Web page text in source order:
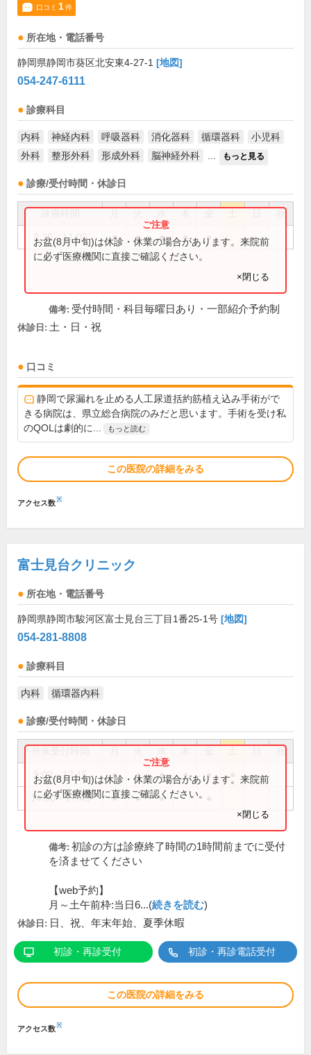
口コミ 1件
所在地・電話番号
静岡県静岡市葵区北安東4-27-1 [地図]
054-247-6111
診療科目
内科 神経内科 呼吸器科 消化器科 循環器科
小児科
外科
整形外科 形成外科 脳神経外科 もっと見る
診療/受付時間・休診日
祝
8:30～11:00 ● ● ● ● ●
お盆(8月中旬)は休診・休業の場合があります。来院前
に必ず医療機関に直接ご確認ください。
×閉じる
備考: 受付時間・科目毎曜日あり・一部紹介予約制
休診日: 土・日・祝
口コミ
静岡で尿漏れを止める人工尿道括約筋植え込み手術がで
きる病院は、県立総合病院のみだと思います。手術を受け私
のQOLは劇的に...
もっと読む
この医院の詳細をみる
アクセス数※
富士見台クリニック
所在地・電話番号
静岡県静岡市駿河区富士見台三丁目1番25-1号 [地図]
054-281-8808
診療科目
内科 循環器内科
診療/受付時間・休診日
祝
9:00～12:15 ● ● ● ● ●
14:30～17:45 ● ● ●
お盆(8月中旬)は休診・休業の場合があります。来院前
に必ず医療機関に直接ご確認ください。
×閉じる
備考: 初診の方は診療終了時間の1時間前までに受付
を済ませてください
【web予約】
月～土午前枠:当日6...(続きを読む)
休診日: 日、祝、年末年始、夏季休暇
初診・再診受付 初診・再診電話受付
この医院の詳細をみる
アクセス数※